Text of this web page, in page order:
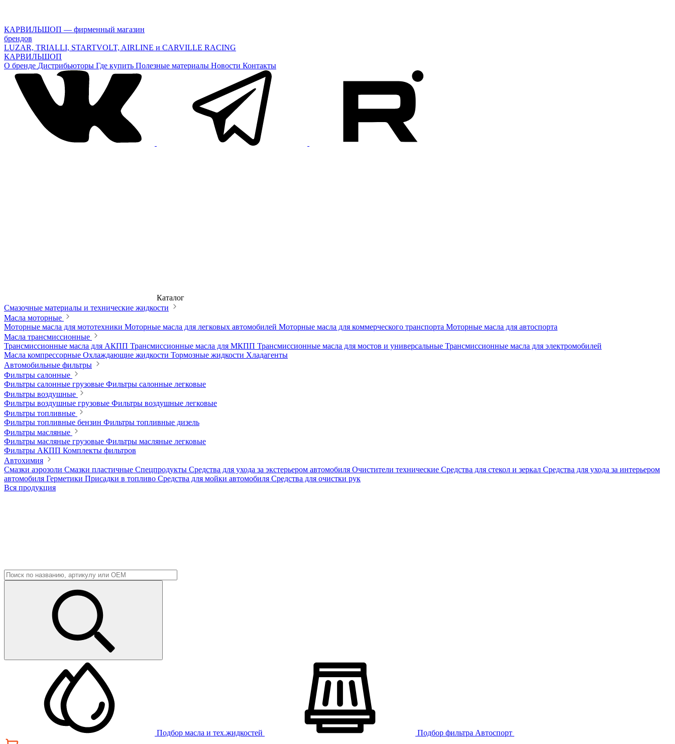
КАРВИЛЬШОП — фирменный магазин
брендов
LUZAR, TRIALLI, STARTVOLT, AIRLINE и CARVILLE RACING
КАРВИЛЬШОП
О бренде Дистрибьюторы Где купить Полезные материалы Новости Контакты
Каталог
Смазочные материалы и технические жидкости
Масла моторные
Моторные масла для мототехники Моторные масла для легковых автомобилей Моторные масла для коммерческого транспорта Моторные масла для автоспорта
Масла трансмиссионные
Трансмиссионные масла для АКПП Трансмиссионные масла для МКПП Трансмиссионные масла для мостов и универсальные Трансмиссионные масла для электромобилей
Масла компрессорные Охлаждающие жидкости Тормозные жидкости Хладагенты
Автомобильные фильтры
Фильтры салонные
Фильтры салонные грузовые Фильтры салонные легковые
Фильтры воздушные
Фильтры воздушные грузовые Фильтры воздушные легковые
Фильтры топливные
Фильтры топливные бензин Фильтры топливные дизель
Фильтры масляные
Фильтры масляные грузовые Фильтры масляные легковые
Фильтры АКПП Комплекты фильтров
Автохимия
Смазки аэрозоли Смазки пластичные Спецпродукты Средства для ухода за экстерьером автомобиля Очистители технические Средства для стекол и зеркал Средства для ухода за интерьером
автомобиля Герметики Присадки в топливо Средства для мойки автомобиля Средства для очистки рук
Вся продукция
Подбор масла и тех.жидкостей Подбор фильтра Автоспорт